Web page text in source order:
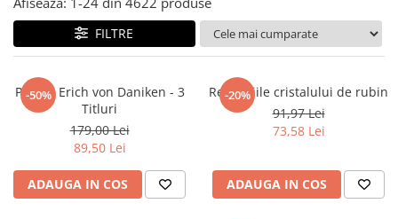
AngelConnection
Arte Divinatorii
Chiromantie
Dezvoltare Spirituala
KidConnection
Minte Corp
New Illuminati Files
FILTRE
-50%
Pachet Erich von Daniken - 3
Titluri
179,00 Lei
89,50 Lei
ADAUGA IN COS
-20%
Revelatiile cristalului de rubin
91,97 Lei
73,58 Lei
ADAUGA IN COS